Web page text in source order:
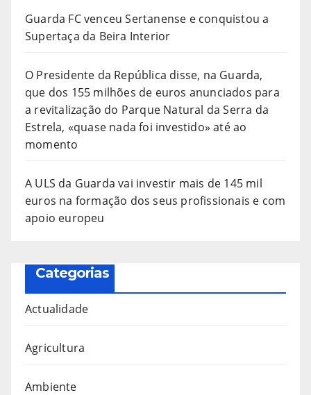
Guarda FC venceu Sertanense e conquistou a
Supertaça da Beira Interior
O Presidente da República disse, na Guarda,
que dos 155 milhões de euros anunciados para
a revitalização do Parque Natural da Serra da
Estrela, «quase nada foi investido» até ao
momento
A ULS da Guarda vai investir mais de 145 mil
euros na formação dos seus profissionais e com
apoio europeu
Categorias
Actualidade
Agricultura
Ambiente